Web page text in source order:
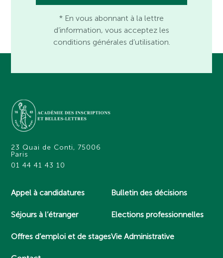
* En vous abonnant à la lettre
d’information, vous acceptez les
conditions générales d’utilisation.
23 Quai de Conti, 75006
Paris
01 44 41 43 10
Appel à candidatures
Séjours à l’étranger
Offres d’emploi et de stages
Bulletin des décisions
Elections professionnelles
Vie Administrative